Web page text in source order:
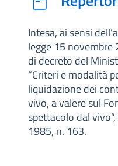
Intesa, ai sensi
legge 15 novembre
di decreto del
“Criteri e modalità
liquidazione dei
vivo, a valere sul
spettacolo dal
1985, n. 163.